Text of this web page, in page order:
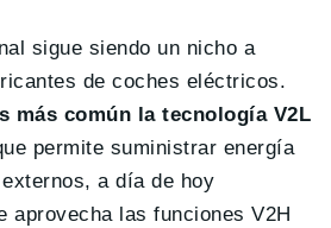
sigue siendo un nicho a
de coches eléctricos.
más común la tecnología V2L
permite suministrar energía
a día de hoy
aprovecha las funciones V2H